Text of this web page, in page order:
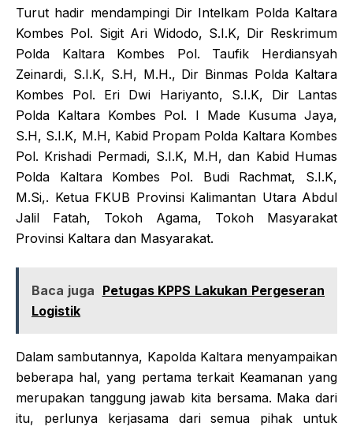
Turut hadir mendampingi Dir Intelkam Polda Kaltara
Kombes Pol. Sigit Ari Widodo, S.I.K, Dir Reskrimum
Polda Kaltara Kombes Pol. Taufik Herdiansyah
Zeinardi, S.I.K, S.H, M.H., Dir Binmas Polda Kaltara
Kombes Pol. Eri Dwi Hariyanto, S.I.K, Dir Lantas
Polda Kaltara Kombes Pol. I Made Kusuma Jaya,
S.H, S.I.K, M.H, Kabid Propam Polda Kaltara Kombes
Pol. Krishadi Permadi, S.I.K, M.H, dan Kabid Humas
Polda Kaltara Kombes Pol. Budi Rachmat, S.I.K,
M.Si,. Ketua FKUB Provinsi Kalimantan Utara Abdul
Jalil Fatah, Tokoh Agama, Tokoh Masyarakat
Provinsi Kaltara dan Masyarakat.
Baca juga Petugas KPPS Lakukan Pergeseran
Logistik
Dalam sambutannya, Kapolda Kaltara menyampaikan
beberapa hal, yang pertama terkait Keamanan yang
merupakan tanggung jawab kita bersama. Maka dari
itu, perlunya kerjasama dari semua pihak untuk